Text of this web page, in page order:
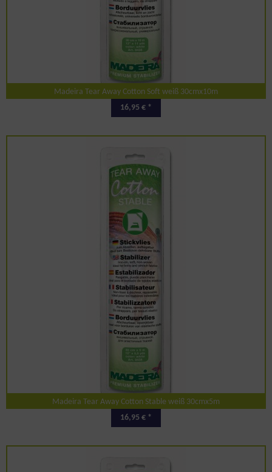
Madeira Tear Away Cotton Soft weiß 30cmx10m
16,95 € *
Madeira Tear Away Cotton Stable weiß 30cmx5m
16,95 € *